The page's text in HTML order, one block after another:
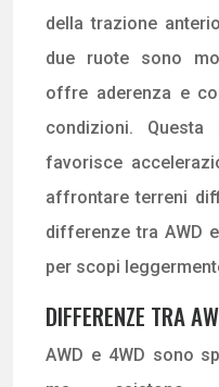
della trazione
due ruote sono
offre aderenza e
condizioni. Questa
favorisce
affrontare terreni
differenze tra AWD
per scopi
DIFFERENZE TRA
AWD e 4WD sono